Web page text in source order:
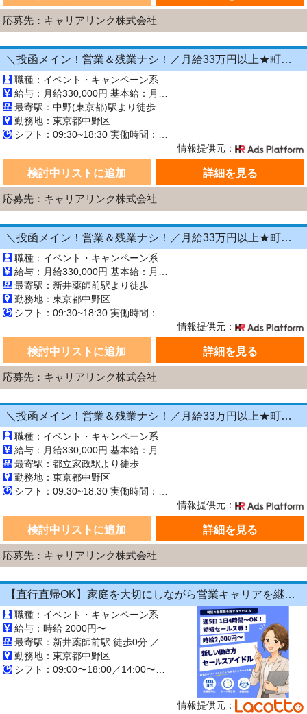
応募先：キャリアリンク株式会社
＼投函メイン！営業＆残業ナシ！／月給33万円以上★町歩きをしながら投函♪20～50代活躍中☆年間休日125日以上！[26750539]
職種：イベント・キャンペーン系
最寄駅：中野(東京都)駅より徒歩
勤務地：東京都中野区
情報提供元：
検討中リストに追加 詳細を見る
応募先：キャリアリンク株式会社
＼投函メイン！営業＆残業ナシ！／月給33万円以上★町歩きをしながら投函♪20～50代活躍中☆年間休日125日以上！[26750544]
職種：イベント・キャンペーン系
最寄駅：新井薬師前駅より徒歩
勤務地：東京都中野区
情報提供元：
検討中リストに追加 詳細を見る
応募先：キャリアリンク株式会社
＼投函メイン！営業＆残業ナシ！／月給33万円以上★町歩きをしながら投函♪20～50代活躍中☆年間休日125日以上！[26750540]
職種：イベント・キャンペーン系
最寄駅：都立家政駅より徒歩
勤務地：東京都中野区
情報提供元：
検討中リストに追加 詳細を見る
応募先：キャリアリンク株式会社
【直行直帰OK】家庭を大切にしながら営業キャリアを継続できる！1日4時間～OKの《飲食店向けラウンダー（営業）》
職種：イベント・キャンペーン系
給与：時給 2000円〜
勤務地：東京都中野区
情報提供元：